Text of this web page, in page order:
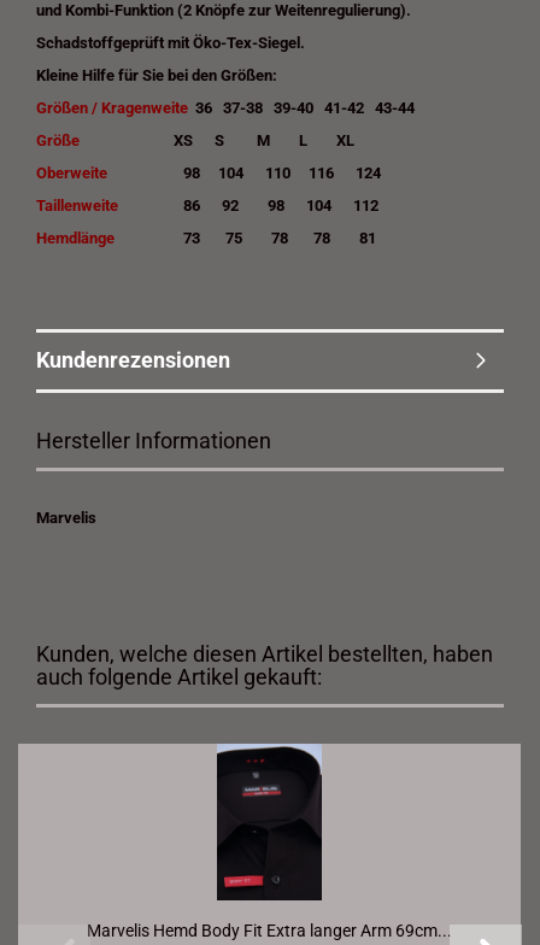
und Kombi-Funktion (2 Knöpfe zur Weitenregulierung).
Schadstoffgeprüft mit Öko-Tex-Siegel.
Kleine Hilfe für Sie bei den Größen:
Größen / Kragenweite 36 37-38 39-40 41-42 43-44
Größe XS S M L XL
Oberweite
98 104 110 116 124
Taillenweite 86 92 98 104 112
Hemdlänge 73 75 78 78 81
Kundenrezensionen
Hersteller Informationen
Marvelis
Kunden, welche diesen Artikel bestellten, haben
auch folgende Artikel gekauft:
Marvelis Hemd Body Fit Extra langer Arm 69cm...